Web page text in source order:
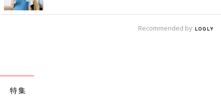
Recommended by
特集